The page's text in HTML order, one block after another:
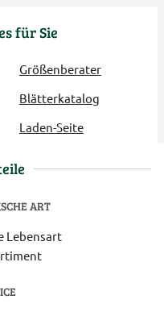
für Sie
Größenberater
Blätterkatalog
Laden-Seite
ART
Lebensart